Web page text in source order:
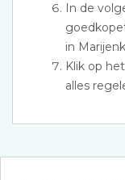
In de
in
Klik op
alles